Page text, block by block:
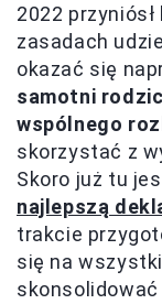
2022
zasadach
okazać się
samotni
wspólnego
skorzystać z
Skoro już tu
najlepszą
trakcie
się na